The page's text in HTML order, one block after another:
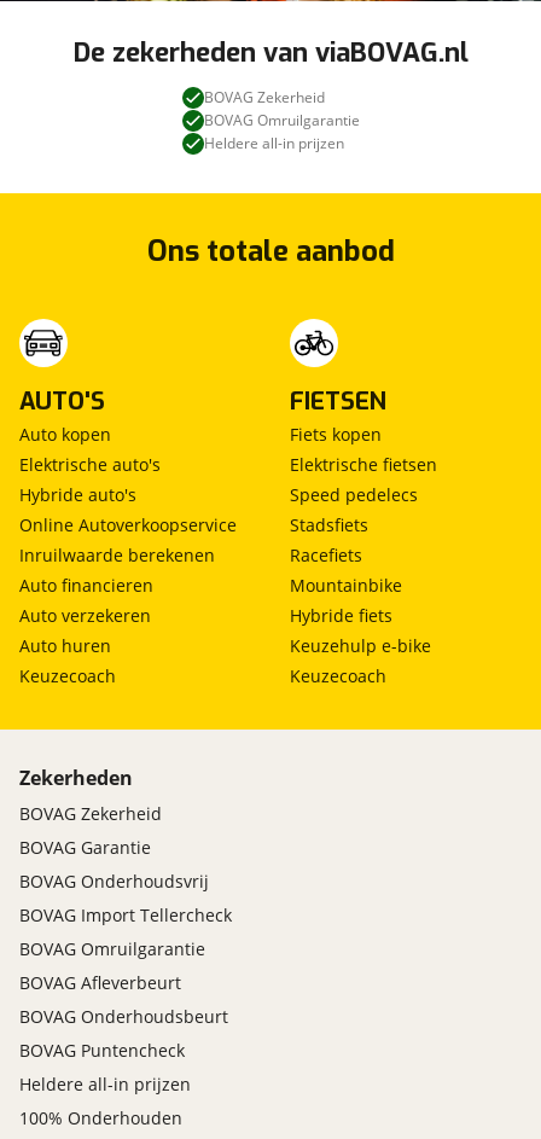
De zekerheden van viaBOVAG.nl
BOVAG Zekerheid
BOVAG Omruilgarantie
Heldere all-in prijzen
Ons totale aanbod
AUTO'S
Auto kopen
Elektrische auto's
Hybride auto's
Online Autoverkoopservice
Inruilwaarde berekenen
Auto financieren
Auto verzekeren
Auto huren
Keuzecoach
FIETSEN
Fiets kopen
Elektrische fietsen
Speed pedelecs
Stadsfiets
Racefiets
Mountainbike
Hybride fiets
Keuzehulp e-bike
Keuzecoach
Zekerheden
BOVAG Zekerheid
BOVAG Garantie
BOVAG Onderhoudsvrij
BOVAG Import Tellercheck
BOVAG Omruilgarantie
BOVAG Afleverbeurt
BOVAG Onderhoudsbeurt
BOVAG Puntencheck
Heldere all-in prijzen
100% Onderhouden